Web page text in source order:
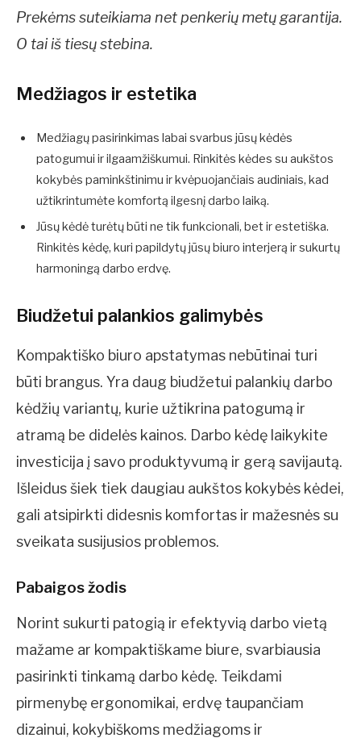
Prekėms suteikiama net penkerių metų garantija.
O tai iš tiesų stebina.
Medžiagos ir estetika
Medžiagų pasirinkimas labai svarbus jūsų kėdės
patogumui ir ilgaamžiškumui. Rinkitės kėdes su aukštos
kokybės paminkštinimu ir kvėpuojančiais audiniais, kad
užtikrintumėte komfortą ilgesnį darbo laiką.
Jūsų kėdė turėtų būti ne tik funkcionali, bet ir estetiška.
Rinkitės kėdę, kuri papildytų jūsų biuro interjerą ir sukurtų
harmoningą darbo erdvę.
Biudžetui palankios galimybės
Kompaktiško biuro apstatymas nebūtinai turi
būti brangus. Yra daug biudžetui palankių darbo
kėdžių variantų, kurie užtikrina patogumą ir
atramą be didelės kainos. Darbo kėdę laikykite
investicija į savo produktyvumą ir gerą savijautą.
Išleidus šiek tiek daugiau aukštos kokybės kėdei,
gali atsipirkti didesnis komfortas ir mažesnės su
sveikata susijusios problemos.
Pabaigos žodis
Norint sukurti patogią ir efektyvią darbo vietą
mažame ar kompaktiškame biure, svarbiausia
pasirinkti tinkamą darbo kėdę. Teikdami
pirmenybę ergonomikai, erdvę taupančiam
dizainui, kokybiškoms medžiagoms ir